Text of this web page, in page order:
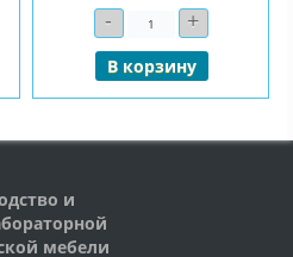
- Количество+
В корзину
и
мебели